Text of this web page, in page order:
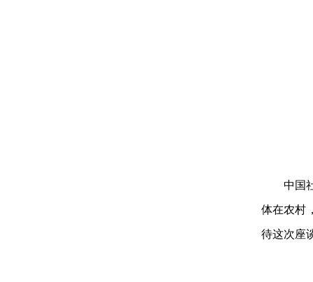
中国
体在农村
待这次座